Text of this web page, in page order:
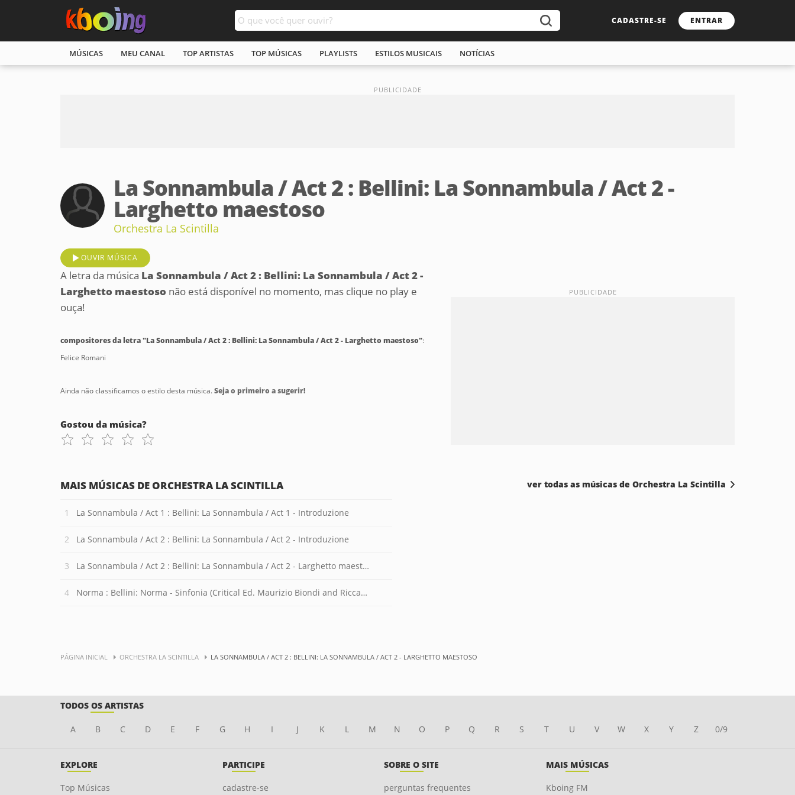
CADASTRE-SE ENTRAR
MÚSICAS MEU CANAL TOP ARTISTAS TOP MÚSICAS PLAYLISTS ESTILOS MUSICAIS NOTÍCIAS
La Sonnambula / Act 2 : Bellini: La Sonnambula / Act 2 -
Larghetto maestoso
Orchestra La Scintilla
OUVIR MÚSICA
A letra da música La Sonnambula / Act 2 : Bellini: La Sonnambula / Act 2 -
Larghetto maestoso não está disponível no momento, mas clique no play e
ouça!
compositores da letra "La Sonnambula / Act 2 : Bellini: La Sonnambula / Act 2 - Larghetto maestoso":
Felice Romani
Ainda não classificamos o estilo desta música.Seja o primeiro a sugerir!
Gostou da música?
MAIS MÚSICAS DE ORCHESTRA LA SCINTILLA
La Sonnambula / Act 1 : Bellini: La Sonnambula / Act 1 - Introduzione
La Sonnambula / Act 2 : Bellini: La Sonnambula / Act 2 - Introduzione
La Sonnambula / Act 2 : Bellini: La Sonnambula / Act 2 - Larghetto maestoso
Norma : Bellini: Norma - Sinfonia (Critical Ed. Maurizio Biondi and Riccardo Minasi)
ver todas as músicas de Orchestra La Scintilla
PÁGINA INICIAL ORCHESTRA LA SCINTILLA LA SONNAMBULA / ACT 2 : BELLINI: LA SONNAMBULA / ACT 2 - LARGHETTO MAESTOSO
TODOS OS ARTISTAS
A B C D E F G H I J K L M N O P Q R S T U V W X Y Z 0/9
EXPLORE
Top Músicas
PARTICIPE
cadastre-se
SOBRE O SITE
perguntas frequentes
MAIS MÚSICAS
Kboing FM